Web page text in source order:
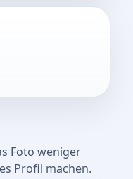
Foto weniger
Profil machen.